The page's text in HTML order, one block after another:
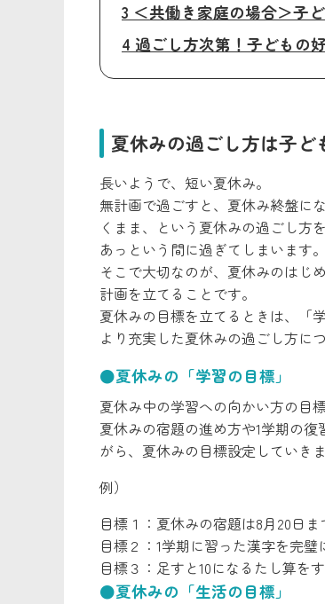
3 ＜共働き家庭の場合＞子
4 過ごし方次第！子どもの
夏休みの過ごし方は子ど
長いようで、短い夏休み。
無計画で過ごすと、夏休み終盤に
くまま、という夏休みの過ごし方
あっという間に過ぎてしまいます。
そこで大切なのが、夏休みのはじ
計画を立てることです。
夏休みの目標を立てるときは、「
より充実した夏休みの過ごし方に
●夏休みの「学習の目標」
夏休み中の学習への向かい方の目
夏休みの宿題の進め方や1学期の
がら、夏休みの目標設定していきま
例）
目標１：夏休みの宿題は8月20日ま
目標２：1学期に習った漢字を完璧
目標３：足すと10になるたし算を
●夏休みの「生活の目標」